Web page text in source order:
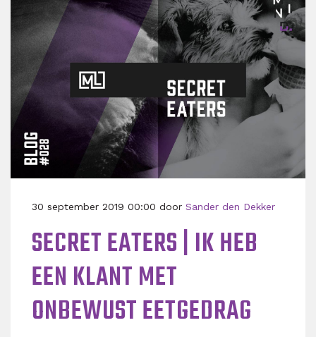
30 september 2019 00:00 door Sander den Dekker
SECRET EATERS | IK HEB
EEN KLANT MET
ONBEWUST EETGEDRAG